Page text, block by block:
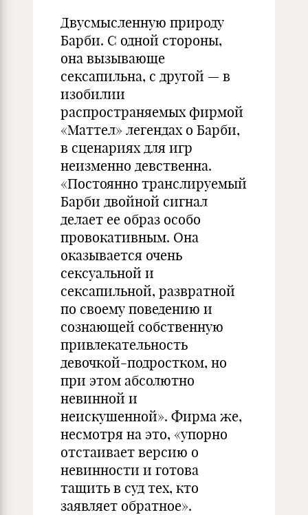
Двусмысленную природу
Барби. С одной стороны,
она вызывающе
сексапильна, с другой — в
изобилии
распространяемых фирмой
«Маттел» легендах о Барби,
в сценариях для игр
неизменно девственна.
«Постоянно транслируемый
Барби двойной сигнал
делает ее образ особо
провокативным. Она
оказывается очень
сексуальной и
сексапильной, развратной
по своему поведению и
сознающей собственную
привлекательность
девочкой-подростком, но
при этом абсолютно
невинной и
неискушенной». Фирма же,
несмотря на это, «упорно
отстаивает версию о
невинности и готова
тащить в суд тех, кто
заявляет обратное».